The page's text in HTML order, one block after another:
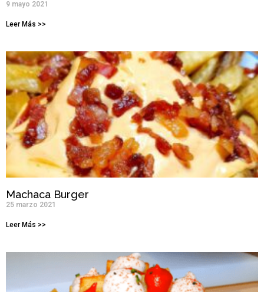
9 mayo 2021
Leer Más >>
Machaca Burger
25 marzo 2021
Leer Más >>